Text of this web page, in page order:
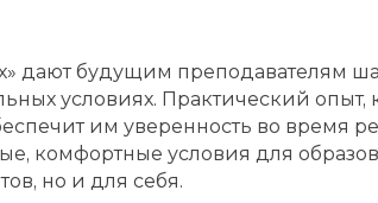
дают будущим преподавателям
условиях. Практический опыт,
им уверенность во время
комфортные условия для
но и для себя.